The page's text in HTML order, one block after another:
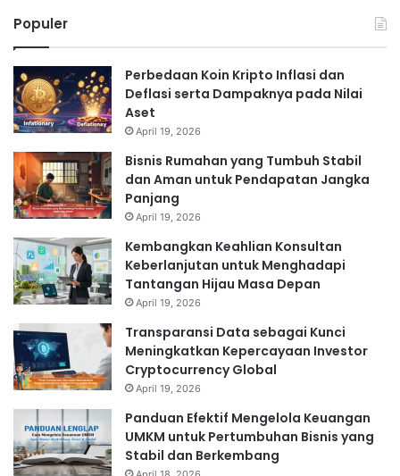
Populer
Perbedaan Koin Kripto Inflasi dan
Deflasi serta Dampaknya pada Nilai
Aset
April 19, 2026
Bisnis Rumahan yang Tumbuh Stabil
dan Aman untuk Pendapatan Jangka
Panjang
April 19, 2026
Kembangkan Keahlian Konsultan
Keberlanjutan untuk Menghadapi
Tantangan Hijau Masa Depan
April 19, 2026
Transparansi Data sebagai Kunci
Meningkatkan Kepercayaan Investor
Cryptocurrency Global
April 19, 2026
Panduan Efektif Mengelola Keuangan
UMKM untuk Pertumbuhan Bisnis yang
Stabil dan Berkembang